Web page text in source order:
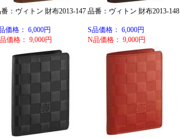
：ヴィトン 財布2013-147
価格： 6,000円
価格： 9,000円
品番：ヴィトン 財布2013-148
S品価格： 6,000円
N品価格： 9,000円